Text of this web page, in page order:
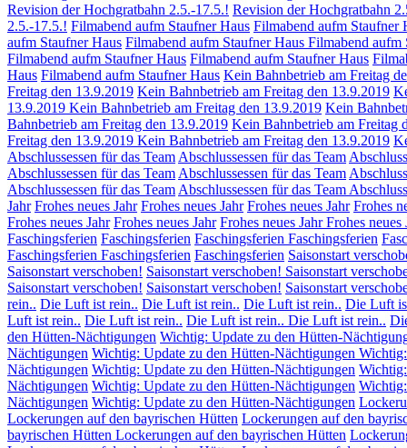
Revision der Hochgratbahn 2.5.-17.5.! Revision der Hochgratbahn
2.5.-17.5.! Filmabend aufm Staufner Haus Filmabend aufm Staufner
aufm Staufner Haus Filmabend aufm Staufner Haus Filmabend aufm
Filmabend aufm Staufner Haus Filmabend aufm Staufner Haus
Haus Filmabend aufm Staufner Haus Kein Bahnbetrieb am Freitag
Freitag den 13.9.2019 Kein Bahnbetrieb am Freitag den 13.9.2019
13.9.2019 Kein Bahnbetrieb am Freitag den 13.9.2019 Kein
Bahnbetrieb am Freitag den 13.9.2019 Kein Bahnbetrieb am Freitag
Freitag den 13.9.2019 Kein Bahnbetrieb am Freitag den 13.9.2019
Abschlussessen für das Team Abschlussessen für das Team
Abschlussessen für das Team Abschlussessen für das Team
Abschlussessen für das Team Abschlussessen für das Team
Jahr Frohes neues Jahr Frohes neues Jahr Frohes neues Jahr Frohes
Frohes neues Jahr Frohes neues Jahr Frohes neues JahrFrohes neues
Faschingsferien Faschingsferien Faschingsferien Faschingsferien
Faschingsferien Faschingsferien Faschingsferien Saisonstart
Saisonstart verschoben! Saisonstart verschoben! Saisonstart
Saisonstart verschoben! Saisonstart verschoben! Saisonstart
rein.. Die Luft ist rein.. Die Luft ist rein.. Die Luft ist rein.. Die Luft
Luft ist rein.. Die Luft ist rein.. Die Luft ist rein.. Die Luft ist rein..
den Hütten-Nächtigungen Wichtig: Update zu den Hütten-
Nächtigungen Wichtig: Update zu den Hütten-Nächtigungen
Nächtigungen Wichtig: Update zu den Hütten-Nächtigungen
Nächtigungen Wichtig: Update zu den Hütten-Nächtigungen
Nächtigungen Wichtig: Update zu den Hütten-Nächtigungen
Lockerungen auf den bayrischen Hütten Lockerungen auf den
bayrischen Hütten Lockerungen auf den bayrischen Hütten